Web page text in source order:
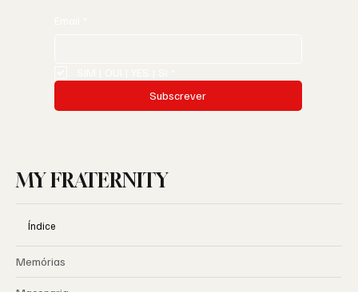
Subscrever
MY FRATERNITY
Índice
Memórias